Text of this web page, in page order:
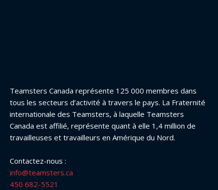
Teamsters Canada représente 125 000 membres dans
tous les secteurs d’activité à travers le pays. La Fraternité
internationale des Teamsters, à laquelle Teamsters
Canada est affilié, représente quant à elle 1,4 million de
travailleuses et travailleurs en Amérique du Nord.
Contactez-nous :
info@teamsters.ca
450 682-5521